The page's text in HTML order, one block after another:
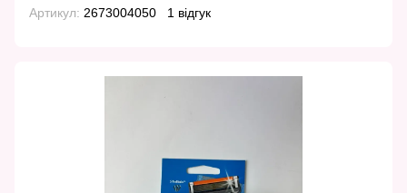
Артикул: 2673004050 1 відгук